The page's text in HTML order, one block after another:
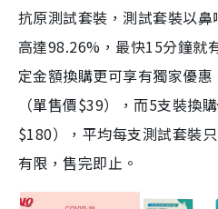
抗原測試套裝，測試套裝以
高達98.26%，最快15分鐘就
定金額換購更可享有獨家優
（單售價$39），而5支裝換
$180），平均每支測試套裝
有限，售完即止。